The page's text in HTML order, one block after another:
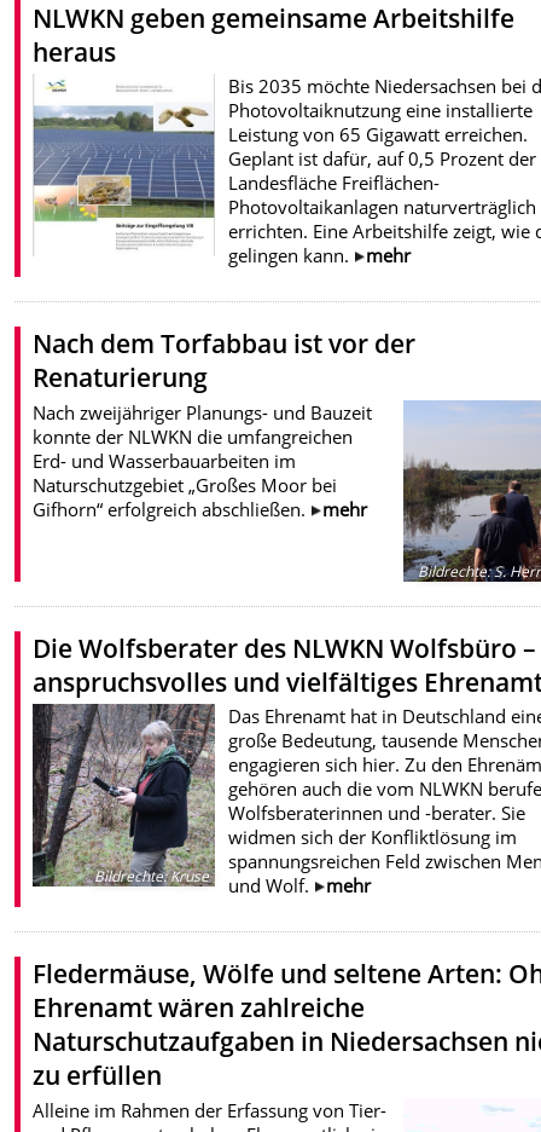
NLWKN geben gemeinsame Arbeitshilfe
heraus
Bis 2035 möchte Niedersachsen bei
Photovoltaiknutzung eine installierte
Leistung von 65 Gigawatt erreichen.
Geplant ist dafür, auf 0,5 Prozent der
Landesfläche Freiflächen-
Photovoltaikanlagen naturverträglich
errichten. Eine Arbeitshilfe zeigt, wie
gelingen kann.
mehr
Nach dem Torfabbau ist vor der
Renaturierung
Bildrechte:S.
Nach zweijähriger Planungs- und Bauzeit
konnte der NLWKN die umfangreichen
Erd- und Wasserbauarbeiten im
Naturschutzgebiet „Großes Moor bei
Gifhorn“ erfolgreich abschließen.
mehr
Die Wolfsberater des NLWKN Wolfsbüro
anspruchsvolles und vielfältiges
Bildrechte:Kruse
Das Ehrenamt hat in Deutschland
große Bedeutung, tausende
engagieren sich hier. Zu den
gehören auch die vom NLWKN
Wolfsberaterinnen und -berater. Sie
widmen sich der Konfliktlösung im
spannungsreichen Feld zwischen
und Wolf.
mehr
Fledermäuse, Wölfe und seltene Arten:
Ehrenamt wären zahlreiche
Naturschutzaufgaben in Niedersachsen
zu erfüllen
Alleine im Rahmen der Erfassung von Tier-